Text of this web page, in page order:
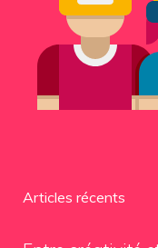
Articles récents